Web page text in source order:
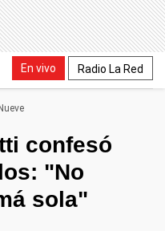
En vivo Radio La Red
confesó
"No
sola"